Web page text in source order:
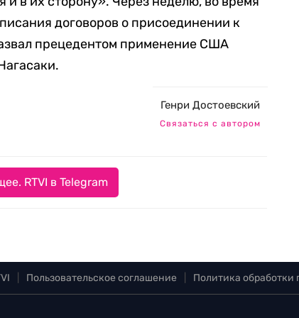
договоров о присоединении к
прецедентом применение США
Генри Достоевский
Связаться с автором
RTVI в Telegram
Пользовательское соглашение Политика